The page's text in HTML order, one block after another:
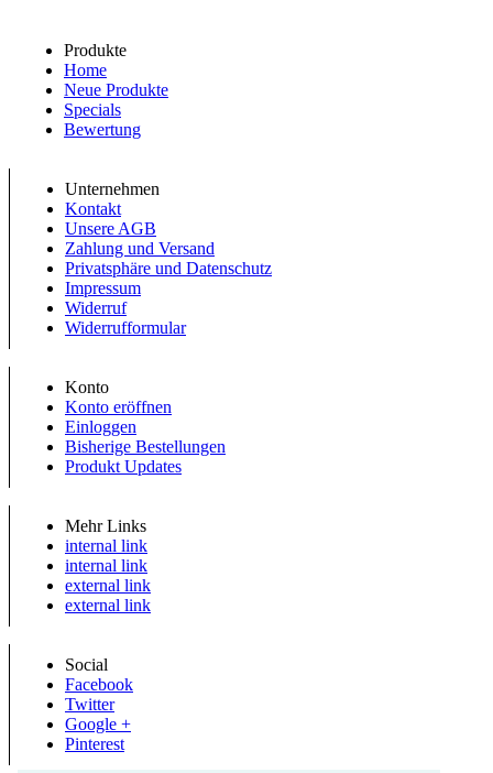
Produkte
Home
Neue Produkte
Specials
Bewertung
Unternehmen
Kontakt
Unsere AGB
Zahlung und Versand
Privatsphäre und Datenschutz
Impressum
Widerruf
Widerrufformular
Konto
Konto eröffnen
Einloggen
Bisherige Bestellungen
Produkt Updates
Mehr Links
internal link
internal link
external link
external link
Social
Facebook
Twitter
Google +
Pinterest